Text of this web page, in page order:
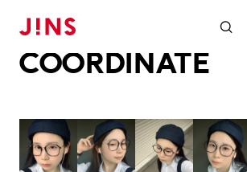
COORDINATE